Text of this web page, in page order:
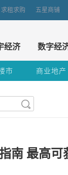
求租求购 五星商铺
经济 数字经
市 商业地产
南 最高